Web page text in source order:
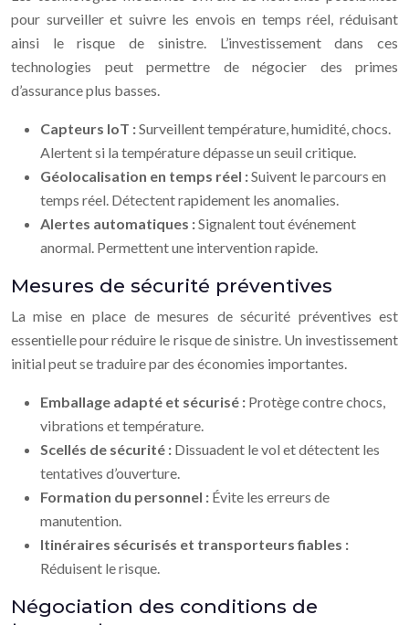
pour surveiller et suivre les envois en temps réel, réduisant
ainsi le risque de sinistre. L’investissement dans ces
technologies peut permettre de négocier des primes
d’assurance plus basses.
Capteurs IoT :Surveillent température, humidité, chocs.
Alertent si la température dépasse un seuil critique.
Géolocalisation en temps réel :Suivent le parcours en
temps réel. Détectent rapidement les anomalies.
Alertes automatiques :Signalent tout événement
anormal. Permettent une intervention rapide.
Mesures de sécurité préventives
La mise en place de mesures de sécurité préventives est
essentielle pour réduire le risque de sinistre. Un investissement
initial peut se traduire par des économies importantes.
Emballage adapté et sécurisé : Protège contre chocs,
vibrations et température.
Scellés de sécurité : Dissuadent le vol et détectent les
tentatives d’ouverture.
Formation du personnel : Évite les erreurs de
manutention.
Itinéraires sécurisés et transporteurs fiables :
Réduisent le risque.
Négociation des conditions de